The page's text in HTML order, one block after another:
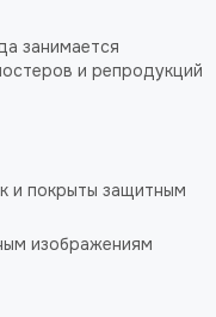
занимается
и репродукций
и покрыты защитным
изображениям